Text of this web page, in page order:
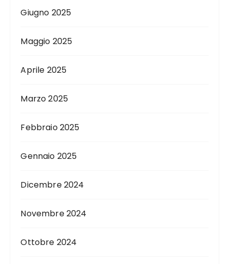
Giugno 2025
Maggio 2025
Aprile 2025
Marzo 2025
Febbraio 2025
Gennaio 2025
Dicembre 2024
Novembre 2024
Ottobre 2024